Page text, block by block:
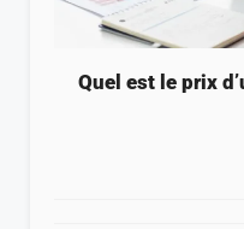
Quel est le prix